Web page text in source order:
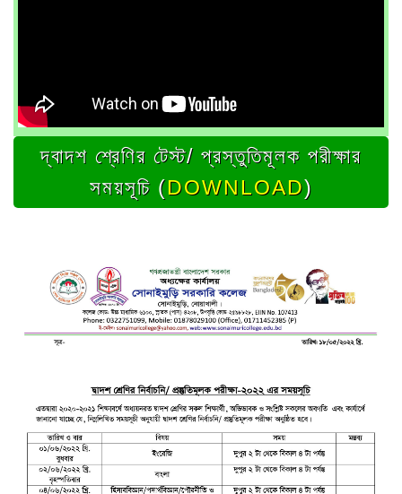
দ্বাদশ শ্রেণির টেস্ট/ প্রস্তুতিমূলক পরীক্ষার
সময়সূচি (DOWNLOAD)